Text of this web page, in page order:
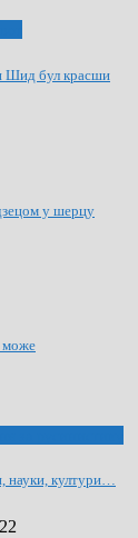
Шид бул красши
у шерцу
може
науки, култури…